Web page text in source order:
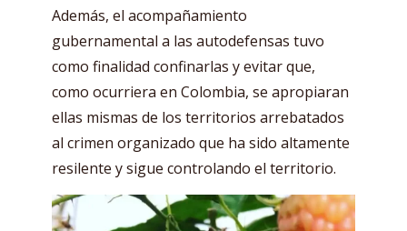
Además, el acompañamiento
gubernamental a las autodefensas tuvo
como finalidad confinarlas y evitar que,
como ocurriera en Colombia, se apropiaran
ellas mismas de los territorios arrebatados
al crimen organizado que ha sido altamente
resilente y sigue controlando el territorio.